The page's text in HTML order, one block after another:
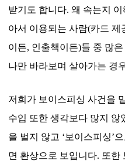
받기도 합니다.왜 속는지
아서 이용되는 사람(카드 제
이든, 인출책이든)들 중 많
나만 바라보며 살아가는 경
저희가 보이스피싱 사건을
수입 또한 생각보다 많지 않
을 벌지 않고 ‘ 보이스피싱’
면 환상으로 보입니다. 또한